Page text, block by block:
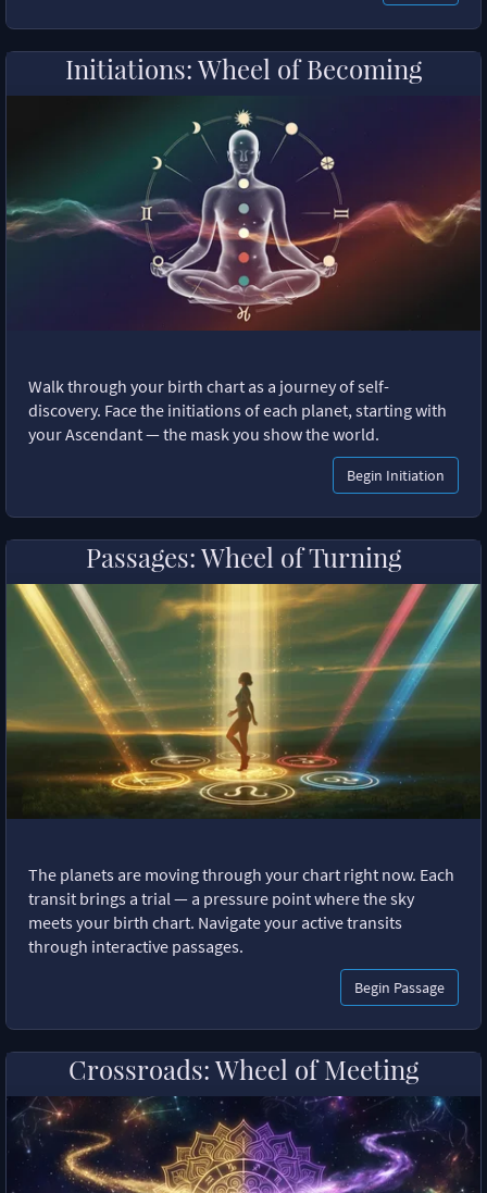
Initiations: Wheel of Becoming
Walk through your birth chart as a journey of self-
discovery. Face the initiations of each planet, starting with
your Ascendant — the mask you show the world.
Begin Initiation
Passages: Wheel of Turning
The planets are moving through your chart right now. Each
transit brings a trial — a pressure point where the sky
meets your birth chart. Navigate your active transits
through interactive passages.
Begin Passage
Crossroads: Wheel of Meeting